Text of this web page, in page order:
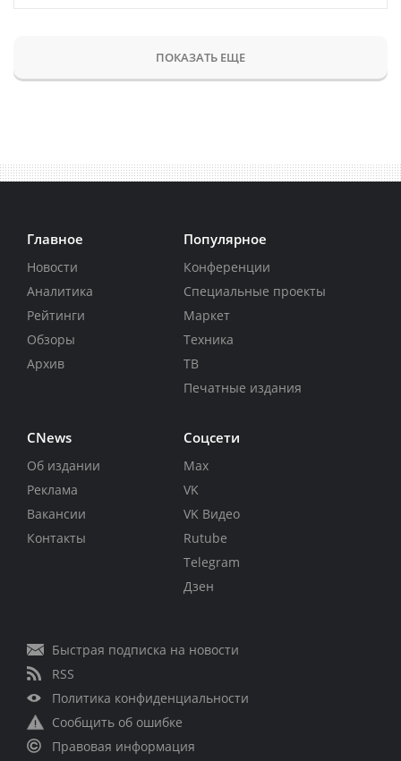
ПОКАЗАТЬ ЕЩЕ
Главное
Новости
Аналитика
Рейтинги
Обзоры
Архив
Популярное
Конференции
Специальные проекты
Маркет
Техника
ТВ
Печатные издания
CNews
Об издании
Реклама
Вакансии
Контакты
Соцсети
Max
VK
VK Видео
Rutube
Telegram
Дзен
Быстрая подписка на новости
RSS
Политика конфиденциальности
Сообщить об ошибке
Правовая информация